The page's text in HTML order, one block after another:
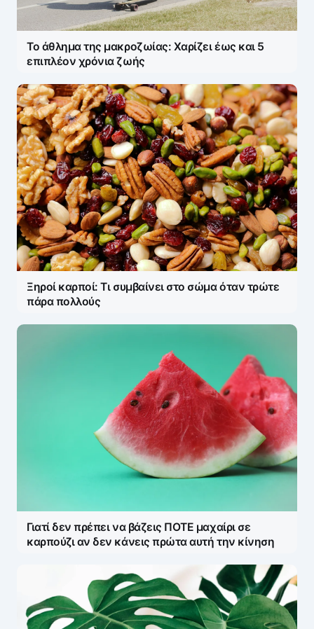
Το άθλημα της μακροζωίας: Χαρίζει έως και 5
επιπλέον χρόνια ζωής
Ξηροί καρποί: Τι συμβαίνει στο σώμα όταν τρώτε
πάρα πολλούς
Γιατί δεν πρέπει να βάζεις ΠΟΤΕ μαχαίρι σε
καρπούζι αν δεν κάνεις πρώτα αυτή την κίνηση